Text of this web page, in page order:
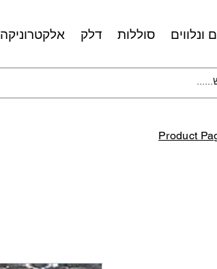
ונלווים סוללות דלק אלקטרוניקה
Product